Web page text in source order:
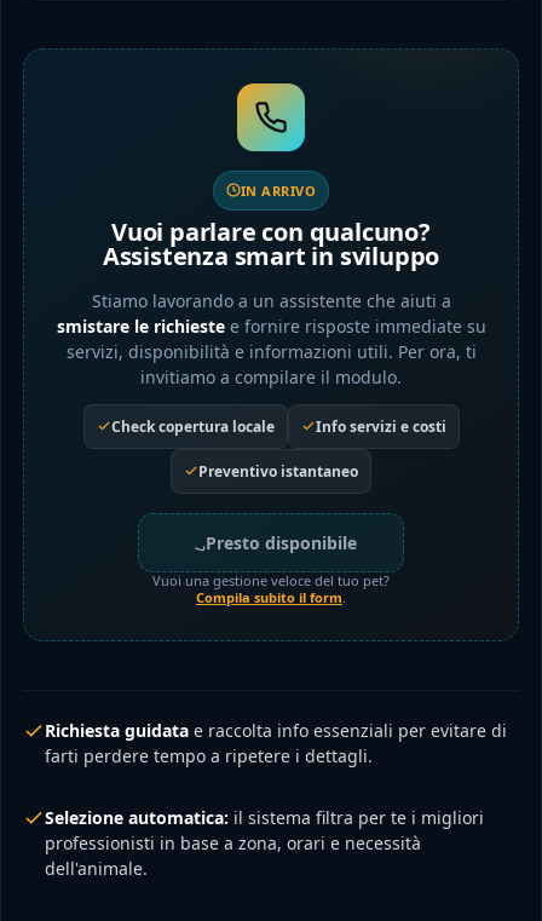
IN ARRIVO
Vuoi parlare con qualcuno?
Assistenza smart in sviluppo
Stiamo lavorando a un assistente che aiuti a
smistare le richiestee fornire risposte immediate su
servizi, disponibilità e informazioni utili. Per ora, ti
invitiamo a compilare il modulo.
Check copertura locale Info servizi e costi
Preventivo istantaneo
Presto disponibile
Vuoi una gestione veloce del tuo pet?
Compila subito il form
Richiesta guidata e raccolta info essenziali per evitare di
farti perdere tempo a ripetere i dettagli.
Selezione automatica: il sistema filtra per te i migliori
professionisti in base a zona, orari e necessità
dell'animale.